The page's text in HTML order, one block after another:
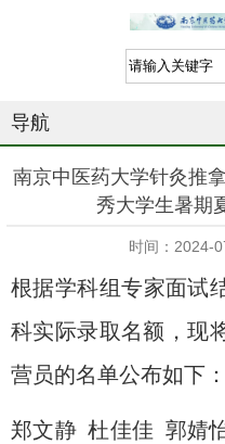
导航
南京中医药大学针灸推
秀大学生暑期
时间：2024-
根据学科组专家面试
科实际录取名额，现
营员的名单公布如下：
郑文静 杜佳佳 郭婧